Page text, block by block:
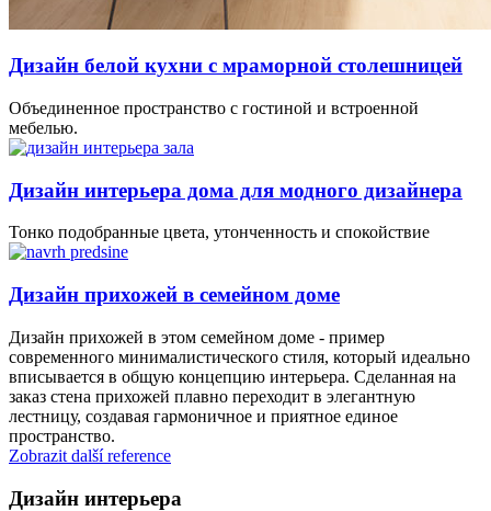
Дизайн белой кухни с мраморной столешницей
Объединенное пространство с гостиной и встроенной
мебелью.
Дизайн интерьера дома для модного дизайнера
Тонко подобранные цвета, утонченность и спокойствие
Дизайн прихожей в семейном доме
Дизайн прихожей в этом семейном доме - пример
современного минималистического стиля, который идеально
вписывается в общую концепцию интерьера. Сделанная на
заказ стена прихожей плавно переходит в элегантную
лестницу, создавая гармоничное и приятное единое
пространство.
Zobrazit další reference
Дизайн интерьера